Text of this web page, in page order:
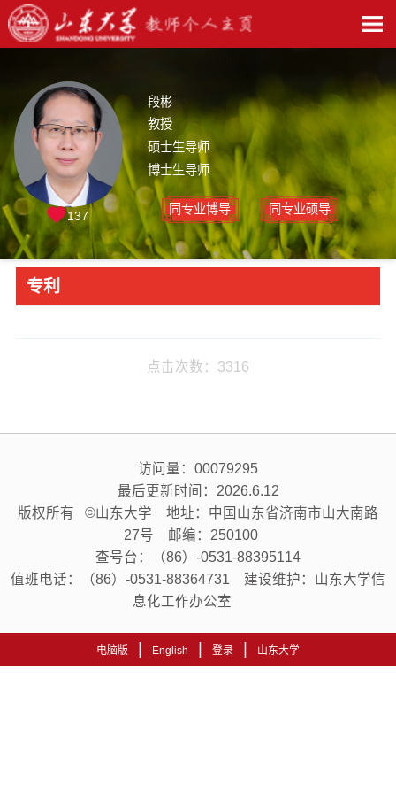
段彬
教授
硕士生导师
博士生导师
同专业博导 同专业硕导
137
专利
点击次数： 3316
访问量： 00079295
最后更新时间： 2026.6.12
版权所有 ©山东大学 地址：中国山东省济南市山大南路
27号 邮编：250100
查号台：（86）-0531-88395114
值班电话：（86）-0531-88364731 建设维护：山东大学信
息化工作办公室
电脑版 English 登录 山东大学